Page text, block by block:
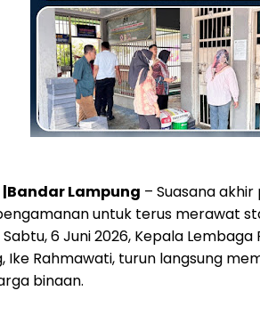
Lampung – Suasana
untuk terus merawat
6 Juni 2026, Kepala
Ike Rahmawati, turun langsung
binaan.